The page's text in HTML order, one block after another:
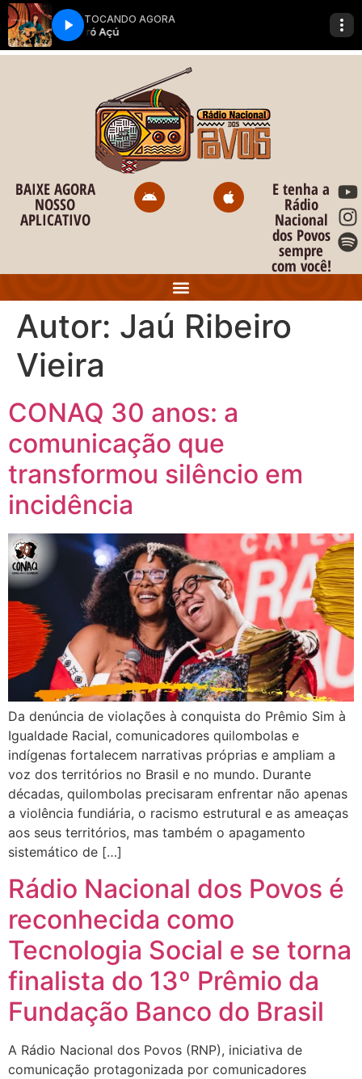
conteúdo
BAIXE AGORA
NOSSO
APLICATIVO
E tenha a
Rádio
Nacional
dos Povos
sempre
com você!
Autor: Jaú Ribeiro
Vieira
CONAQ 30 anos: a
comunicação que
transformou silêncio em
incidência
Da denúncia de violações à conquista do Prêmio Sim à
Igualdade Racial, comunicadores quilombolas e
indígenas fortalecem narrativas próprias e ampliam a
voz dos territórios no Brasil e no mundo. Durante
décadas, quilombolas precisaram enfrentar não apenas
a violência fundiária, o racismo estrutural e as ameaças
aos seus territórios, mas também o apagamento
sistemático de […]
Rádio Nacional dos Povos é
reconhecida como
Tecnologia Social e se torna
finalista do 13º Prêmio da
Fundação Banco do Brasil
A Rádio Nacional dos Povos (RNP), iniciativa de
comunicação protagonizada por comunicadores